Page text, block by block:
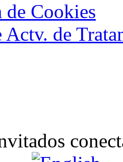
Cookies
Actv. de